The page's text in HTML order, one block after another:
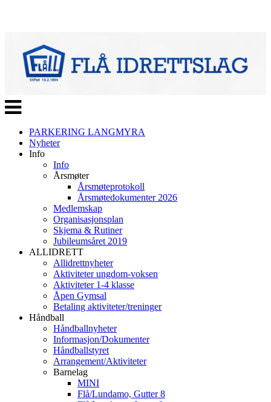
Veksle
navigasjon
PARKERING LANGMYRA
Nyheter
Info
Info
Årsmøter
Årsmøteprotokoll
Årsmøtedokumenter 2026
Medlemskap
Organisasjonsplan
Skjema & Rutiner
Jubileumsåret 2019
ALLIDRETT
Allidrettnyheter
Aktiviteter ungdom-voksen
Aktiviteter 1-4 klasse
Åpen Gymsal
Betaling aktiviteter/treninger
Håndball
Håndballnyheter
Informasjon/Dokumenter
Håndballstyret
Arrangement/Aktiviteter
Barnelag
MINI
Flå/Lundamo, Gutter 8